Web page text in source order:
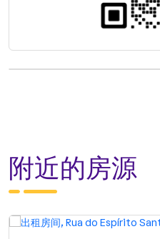
附近的房源